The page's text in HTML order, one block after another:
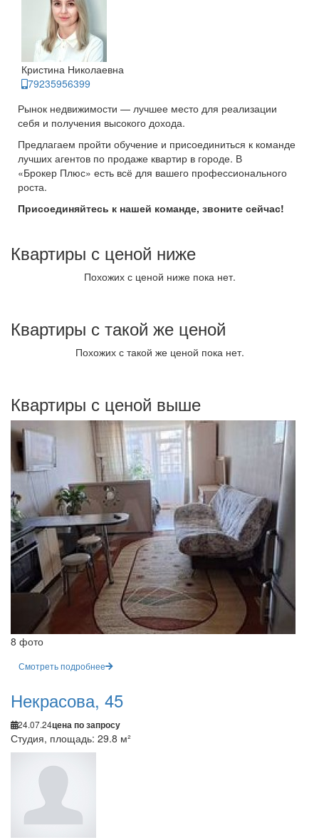
Кристина Николаевна
79235956399
Рынок недвижимости — лучшее место для реализации
себя и получения высокого дохода.
Предлагаем пройти обучение и присоединиться к команде
лучших агентов по продаже квартир в городе. В
«Брокер Плюс» есть всё для вашего профессионального
роста.
Присоединяйтесь к нашей команде, звоните сейчас!
Квартиры с ценой ниже
Похожих с ценой ниже пока нет.
Квартиры с такой же ценой
Похожих с такой же ценой пока нет.
Квартиры с ценой выше
8 фото
Смотреть подробнее
Некрасова, 45
24.07.24цена по запросу
Студия, площадь: 29.8 м²